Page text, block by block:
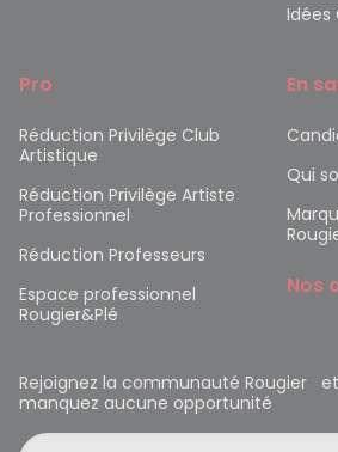
Idées
Pro
Réduction Privilège Club
Artistique
Réduction Privilège Artiste
Professionnel
Réduction Professeurs
Espace professionnel
Rougier&Plé
En
Qui
Nos
Rejoignez la communauté Rougier
manquez aucune opportunité